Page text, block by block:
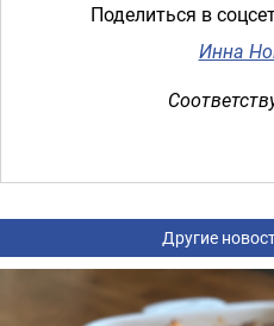
Поделиться в
Инна
Другие